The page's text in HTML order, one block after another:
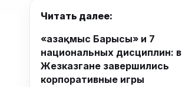
Читать далее:
«Қазақмыс Барысы» и 7
национальных дисциплин: в
Жезказгане завершились
корпоративные игры